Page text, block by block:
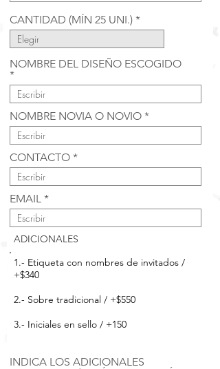
CANTIDAD (MÍN 25 UNI.)
NOMBRE DEL DISEÑO ESCOGIDO
NOMBRE NOVIA O NOVIO
CONTACTO
EMAIL
ADICIONALES
1.- Etiqueta con nombres de invitados /
+$340
2.- Sobre tradicional / +$550
3.- Iniciales en sello / +150
INDICA LOS ADICIONALES